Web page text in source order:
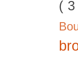
( 3